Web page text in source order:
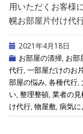
用いただくお客様
幌お部屋片付け代
2021年4月18日
お部屋の清掃, お部
代行, 一部屋だけのお
部屋の悩み, 各種代行,
い, 整理整頓, 業者の見
け代行, 物屋敷, 病気に